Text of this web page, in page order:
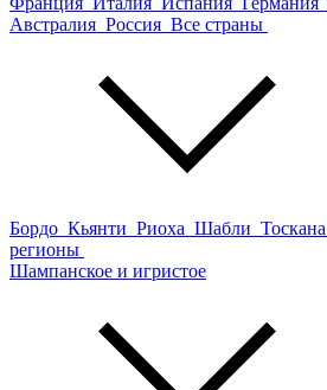
Австралия Россия Все страны
Бордо Кьянти Риоха Шабли Тоскана
регионы
Шампанское и игристое